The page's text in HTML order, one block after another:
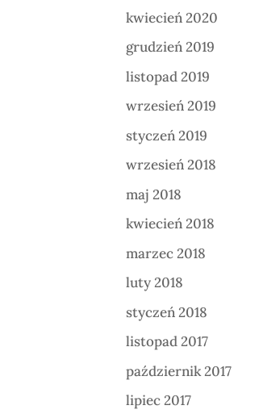
kwiecień 2020
grudzień 2019
listopad 2019
wrzesień 2019
styczeń 2019
wrzesień 2018
maj 2018
kwiecień 2018
marzec 2018
luty 2018
styczeń 2018
listopad 2017
październik 2017
lipiec 2017